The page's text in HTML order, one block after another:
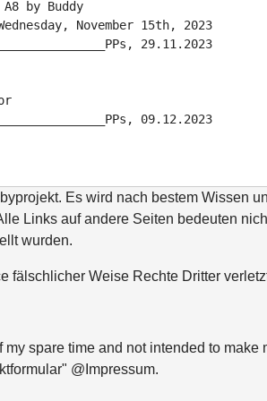
by Buddy
November 15th, 2023
29.11.2023
Es wird nach bestem Wissen
Links auf andere Seiten bedeuten
wurden.
fälschlicher Weise Rechte Dritter
spare time and not intended to
@Impressum.